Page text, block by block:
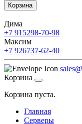
Корзина
Дима
+7 915298-70-98
Максим
+7 926737-62-40
Корзина
Корзина пуста.
Главная
Серверы